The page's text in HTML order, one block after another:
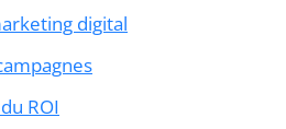
digital
ROI